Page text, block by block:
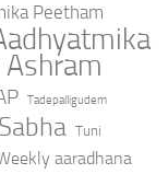
Peetham
Tadepalligudem
Tuni
aaradhana